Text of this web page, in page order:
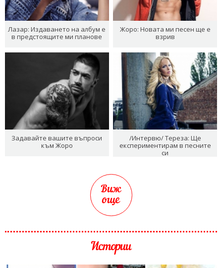
Лазар: Издаването на албум е
в предстоящите ми планове
Жоро: Новата ми песен ще е
взрив
Задавайте вашите въпроси
към Жоро
/Интервю/ Тереза: Ще
експериментирам в песните
си
Виж
още
Истории